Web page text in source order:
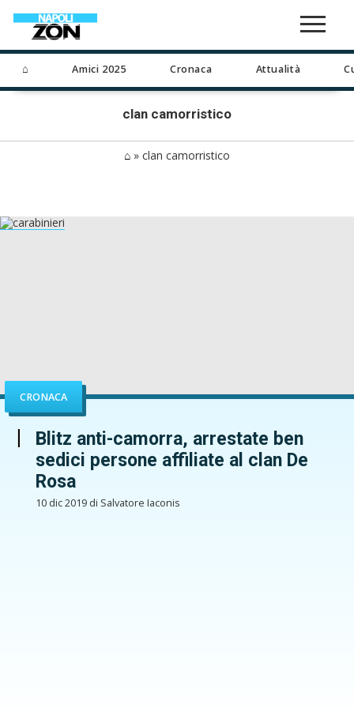
⌂ Amici 2025 Cronaca Attualità
clan camorristico
⌂ » clan camorristico
CRONACA
Blitz anti-camorra, arrestate ben
sedici persone affiliate al clan De
Rosa
10 dic 2019 di Salvatore Iaconis